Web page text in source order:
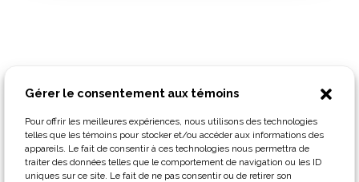
Gérer le consentement aux témoins
Pour offrir les meilleures expériences, nous utilisons des technologies
telles que les témoins pour stocker et/ou accéder aux informations des
appareils. Le fait de consentir à ces technologies nous permettra de
traiter des données telles que le comportement de navigation ou les ID
uniques sur ce site. Le fait de ne pas consentir ou de retirer son